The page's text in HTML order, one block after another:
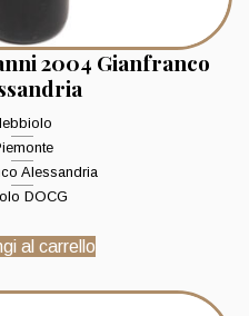
2004 Gianfranco
Alessandria
DOCG
al carrello